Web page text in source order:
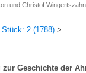
und Christof Wingertszahn
2 (1788) >
zur Geschichte der